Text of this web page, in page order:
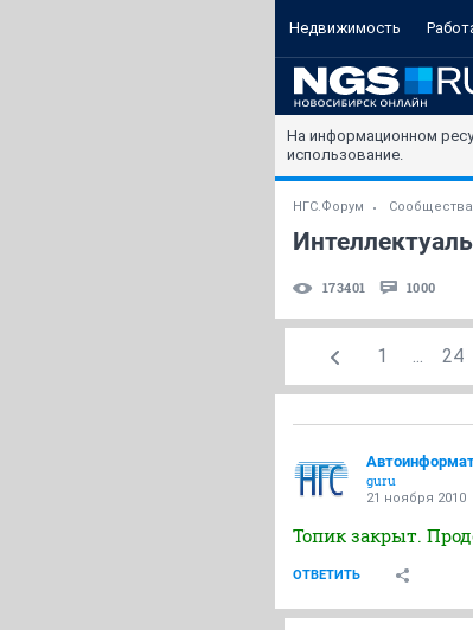
Недвижимость
На информационном
использование.
НГС.Форум Сообщества
173401 1000
1 ... 24
guru
21 ноября 2010
Топик закрыт.
ОТВЕТИТЬ